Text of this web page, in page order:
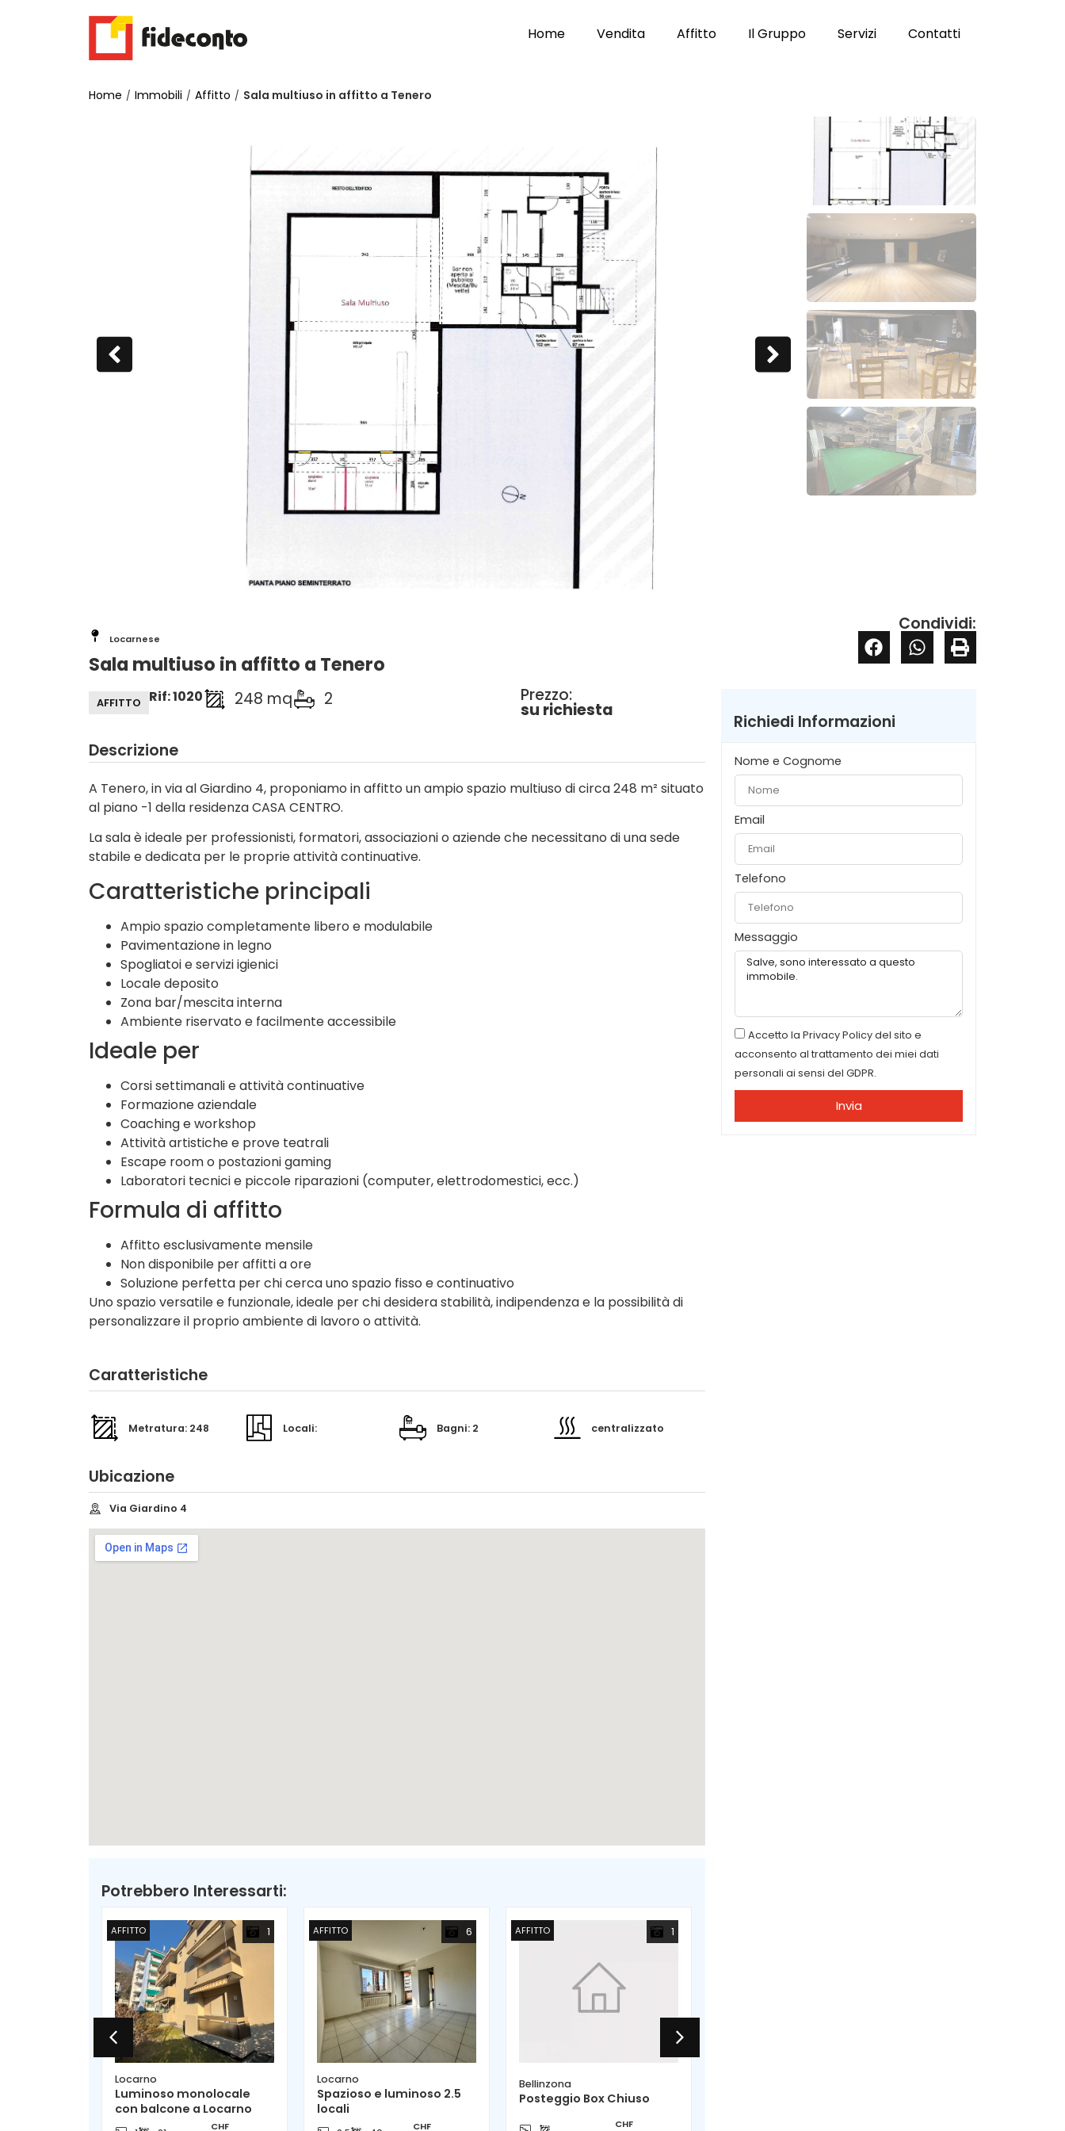
Home Vendita Affitto Il Gruppo Servizi Contatti
Home / Immobili / Affitto / Sala multiuso in affitto a Tenero
Locarnese
Sala multiuso in affitto a Tenero
AFFITTO Rif: 1020 248 mq 2 Prezzo:
su richiesta
Descrizione
A Tenero, in via al Giardino 4, proponiamo in affitto un ampio spazio multiuso di circa 248 m² situato
al piano -1 della residenza CASA CENTRO.
La sala è ideale per professionisti, formatori, associazioni o aziende che necessitano di una sede
stabile e dedicata per le proprie attività continuative.
Caratteristiche principali
Ampio spazio completamente libero e modulabile
Pavimentazione in legno
Spogliatoi e servizi igienici
Locale deposito
Zona bar/mescita interna
Ambiente riservato e facilmente accessibile
Ideale per
Corsi settimanali e attività continuative
Formazione aziendale
Coaching e workshop
Attività artistiche e prove teatrali
Escape room o postazioni gaming
Laboratori tecnici e piccole riparazioni (computer, elettrodomestici, ecc.)
Formula di affitto
Affitto esclusivamente mensile
Non disponibile per affitti a ore
Soluzione perfetta per chi cerca uno spazio fisso e continuativo
Uno spazio versatile e funzionale, ideale per chi desidera stabilità, indipendenza e la possibilità di
personalizzare il proprio ambiente di lavoro o attività.
Caratteristiche
Metratura: 248 Locali: Bagni: 2 centralizzato
Ubicazione
Via Giardino 4
Potrebbero Interessarti:
1
AFFITTO
Locarno
Luminoso monolocale
con balcone a Locarno
CHF
6
AFFITTO
Locarno
Spazioso e luminoso 2.5
locali
CHF
1
AFFITTO
Bellinzona
Posteggio Box Chiuso
CHF
Condividi:
Richiedi Informazioni
Nome e Cognome
Email
Telefono
Messaggio
Accetto la Privacy Policy del sito e
acconsento al trattamento dei miei dati
personali ai sensi del GDPR.
Invia